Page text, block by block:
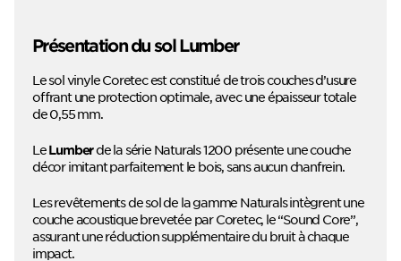
Présentation du sol Lumber
Le sol vinyle Coretec est constitué de trois couches d’usure
offrant une protection optimale, avec une épaisseur totale
de 0,55 mm.
LeLumberde la série Naturals 1200 présente une couche
décor imitant parfaitement le bois, sans aucun chanfrein.
Les revêtements de sol de la gamme Naturals intègrent une
couche acoustique brevetée par Coretec, le “Sound Core”,
assurant une réduction supplémentaire du bruit à chaque
impact.